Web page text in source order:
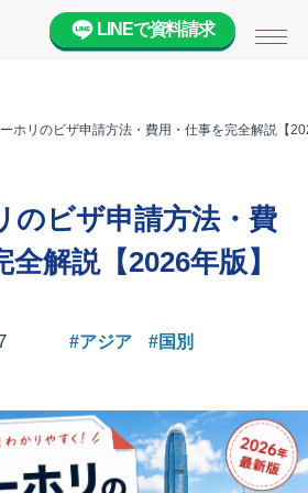
メ
LINEで資料請求
ホリのビザ申請方法・費用・仕事を完全解説【
のビザ申請方法・費
解説【2026年版】
#アジア #国別